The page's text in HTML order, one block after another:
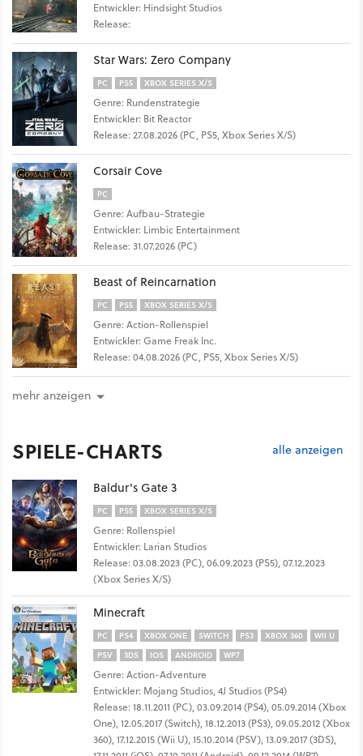
Entwickler: Hindsight Studios
Release:
Star Wars: Zero Company
PC PS5 XBOX SERIES X/S
Genre: Rundenstrategie
Entwickler: Bit Reactor
Release: 27.08.2026 (PC, PS5, Xbox Series X/S)
Corsair Cove
PC
Genre: Aufbau-Strategie
Entwickler: Limbic Entertainment
Release: 31.07.2026 (PC)
Beast of Reincarnation
PC PS5 XBOX SERIES X/S
Genre: Action-Rollenspiel
Entwickler: Game Freak Inc.
Release: 04.08.2026 (PC, PS5, Xbox Series X/S)
mehr anzeigen
SPIELE-CHARTS alle anzeigen
Baldur's Gate 3
PC PS5 XBOX SERIES X/S
Genre: Rollenspiel
Entwickler: Larian Studios
Release: 03.08.2023 (PC), 06.09.2023 (PS5), 07.12.2023
(Xbox Series X/S)
Minecraft
PC PS4 XBOX ONE SWITCH PS3 XBOX 360
WII U
PSV
3DS IOS ANDROID WP7
Genre: Action-Adventure
Entwickler: Mojang Studios, 4J Studios (PS4)
Release: 18.11.2011 (PC), 03.09.2014 (PS4), 05.09.2014 (Xbox
One), 12.05.2017 (Switch), 18.12.2013 (PS3), 09.05.2012 (Xbox
360), 17.12.2015 (Wii U), 15.10.2014 (PSV), 13.09.2017 (3DS),